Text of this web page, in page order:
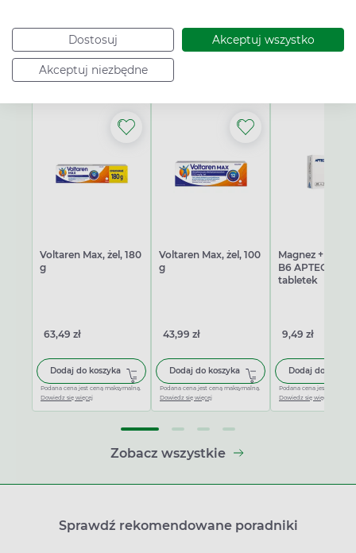
Dostosuj Akceptuj wszystko
Akceptuj niezbędne
Hity roku
Voltaren Max, żel, 180
g
63,49 zł
Dodaj do koszykaDodaj do koszyka Voltaren Max, żel, 180 g
Podana cena jest ceną maksymalną.
Dowiedz się więcej
Voltaren Max, żel, 100
g
43,99 zł
Dodaj do koszykaDodaj do koszyka Voltaren
Podana cena jest ceną maksymalną.
Dowiedz się więcej
Magnez +
B6 APTEO, 60
tabletek
9,49 zł
Dodaj do
Podana cena jest ceną
Dowiedz się więcej
Zobacz wszystkie
Sprawdź rekomendowane poradniki